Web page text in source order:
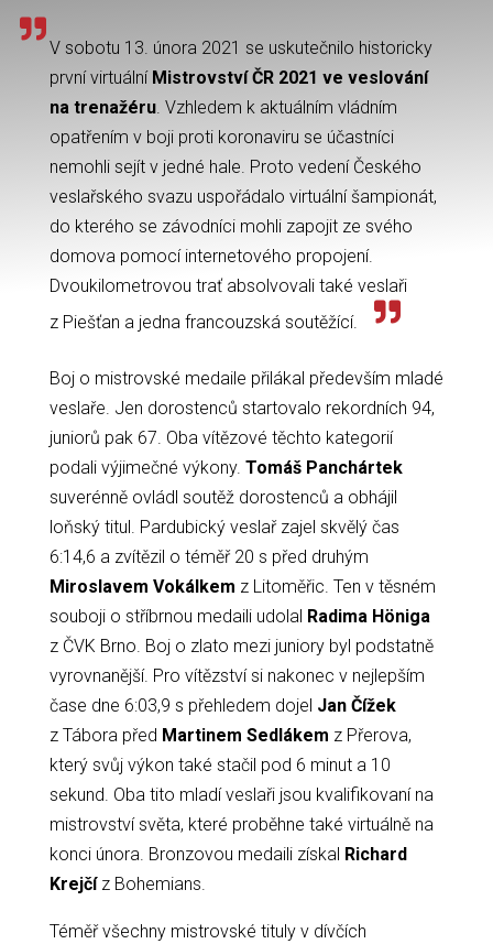
V sobotu 13. února 2021 se uskutečnilo historicky
první virtuální Mistrovství ČR 2021 ve veslování
na trenažéru. Vzhledem k aktuálním vládním
opatřením v boji proti koronaviru se účastníci
nemohli sejít v jedné hale. Proto vedení Českého
veslařského svazu uspořádalo virtuální šampionát,
do kterého se závodníci mohli zapojit ze svého
domova pomocí internetového propojení.
Dvoukilometrovou trať absolvovali také veslaři
z Piešťan a jedna francouzská soutěžící.
Boj o mistrovské medaile přilákal především mladé
veslaře. Jen dorostenců startovalo rekordních 94,
juniorů pak 67. Oba vítězové těchto kategorií
podali výjimečné výkony. Tomáš Panchártek
suverénně ovládl soutěž dorostenců a obhájil
loňský titul. Pardubický veslař zajel skvělý čas
6:14,6 a zvítězil o téměř 20 s před druhým
Miroslavem Vokálkem z Litoměřic. Ten v těsném
souboji o stříbrnou medaili udolal Radima Höniga
z ČVK Brno. Boj o zlato mezi juniory byl podstatně
vyrovnanější. Pro vítězství si nakonec v nejlepším
čase dne 6:03,9 s přehledem dojel Jan Čížek
z Tábora před Martinem Sedlákem z Přerova,
který svůj výkon také stačil pod 6 minut a 10
sekund. Oba tito mladí veslaři jsou kvalifikovaní na
mistrovství světa, které proběhne také virtuálně na
konci února. Bronzovou medaili získal Richard
Krejčíz Bohemians.
Téměř všechny mistrovské tituly v dívčích